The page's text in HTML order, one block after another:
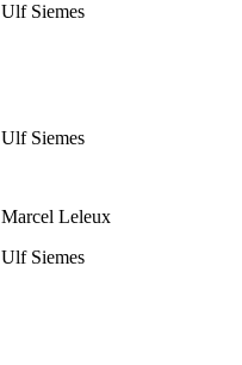
Ulf Siemes
Ulf Siemes
Marcel Leleux
Ulf Siemes